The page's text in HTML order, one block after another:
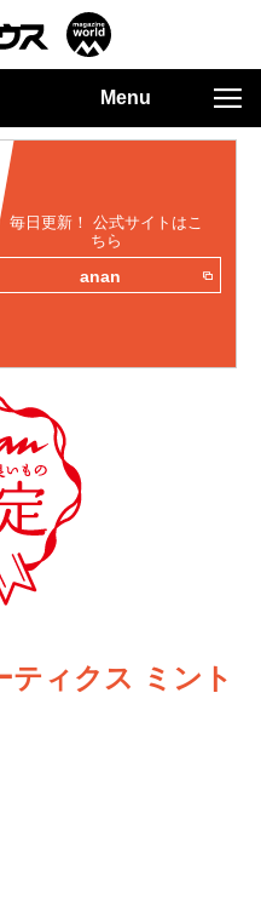
Menu
毎日更新！ 公式サイトはこ
ちら
anan
ティクス ミント